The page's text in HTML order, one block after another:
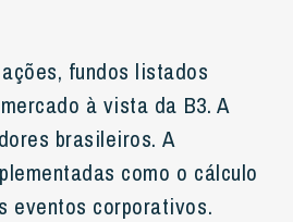
fundos listados
à vista da B3. A
brasileiros. A
como o cálculo
eventos corporativos.